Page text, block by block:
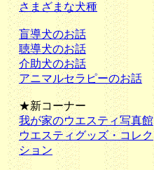
さまざまな犬種
盲導犬のお話
聴導犬のお話
介助犬のお話
アニマルセラピーのお話
★新コーナー
我が家のウエスティ写真館
ウエスティグッズ・コレク
ション